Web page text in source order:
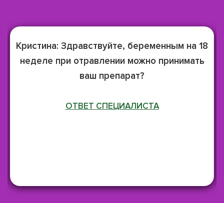
Кристина: Здравствуйте, беременным на 18
неделе при отравлении можно принимать
ваш препарат?
ОТВЕТ СПЕЦИАЛИСТА